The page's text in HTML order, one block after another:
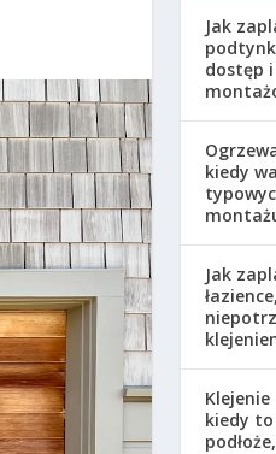
Jak
dostęp i
kiedy
Jak
Klejenie
kiedy